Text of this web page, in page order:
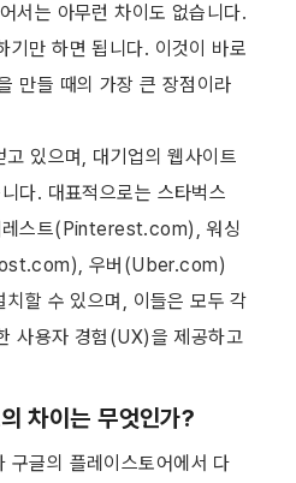
서는 아무런 차이도 없습니다.
기만 하면 됩니다. 이것이 바로
만들 때의 가장 큰 장점이라
있으며, 대기업의 웹사이트
다. 대표적으로는 스타벅스
스트(Pinterest.com), 워싱
우버(Uber.com)
할 수 있으며, 이들은 모두 각
사용자 경험(UX)을 제공하고
차이는 무엇인가?
구글의 플레이스토어에서 다